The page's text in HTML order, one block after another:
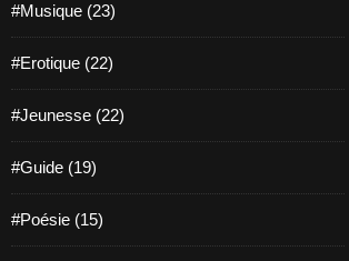
#Musique (23)
#Erotique (22)
#Jeunesse (22)
#Guide (19)
#Poésie (15)